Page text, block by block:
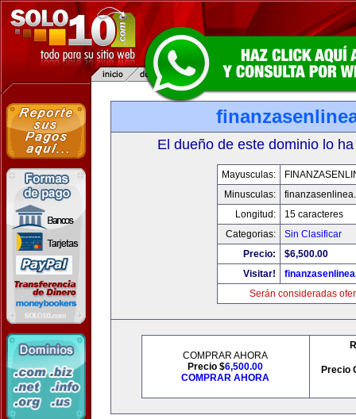
El dueño de este dominio lo
Mayusculas:
Minusculas:
Longitud:
15 caracteres
Categorias:
Sin Clasificar
Precio:
$6,500.00
Visitar!
Serán consideradas
COMPRAR AHORA
Precio $6,500.00
COMPRAR AHORA
Precio